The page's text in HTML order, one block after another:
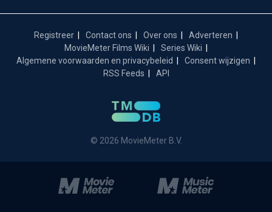
Registreer Contact ons Over ons
Adverteren
MovieMeter Films Wiki
Series Wiki
Algemene voorwaarden en privacybeleid
Consent wijzigen
RSS Feeds
API
© 2026 MovieMeter B.V.